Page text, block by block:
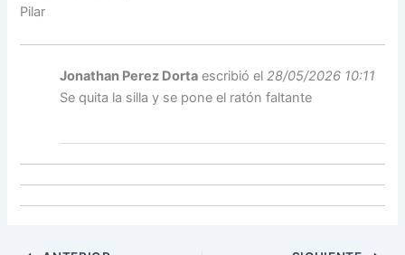
Pilar
Jonathan Perez Dorta escribió el 28/05/2026 10:11
Se quita la silla y se pone el ratón faltante